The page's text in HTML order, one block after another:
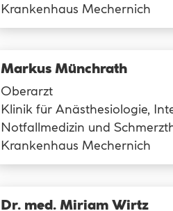
Krankenhaus Mechernich
Markus Münchrath
Oberarzt
Klinik für Anästhesiologie,
Notfallmedizin und
Krankenhaus Mechernich
Dr. med. Miriam Wirtz